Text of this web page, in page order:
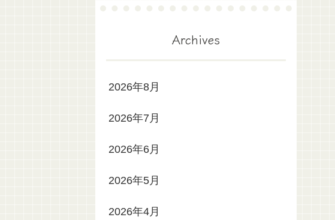
Archives
2026年8月
2026年7月
2026年6月
2026年5月
2026年4月